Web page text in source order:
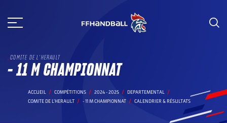
au
COMITE DE L'HERAULT
- 11 M CHAMPIONNAT
ACCUEIL COMPÉTITIONS 2024 - 2025
DEPARTEMENTAL
COMITE DE L'HERAULT
- 11 M CHAMPIONNAT CALENDRIER & RÉSULTATS